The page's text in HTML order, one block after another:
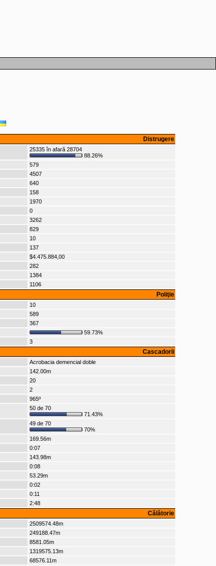
Distrugere
25335 în afară 28704
88.26%
579
4507
640
158
1970
0
3262
829
10
137
$4.475.884,00
282
1384
1106
Poliţie
10
589
367
59.73%
3
Cascadorii
Acrobacia demencial doble
142.00m
20
2
965º
50 de 70
71.43%
49 de 70
70%
169.56m
0:07
143.98m
0:08
53.29m
0:02
0:11
2:48
Călătorie
2509574.48m
249188.47m
8581.05m
1319575.13m
68576.11m